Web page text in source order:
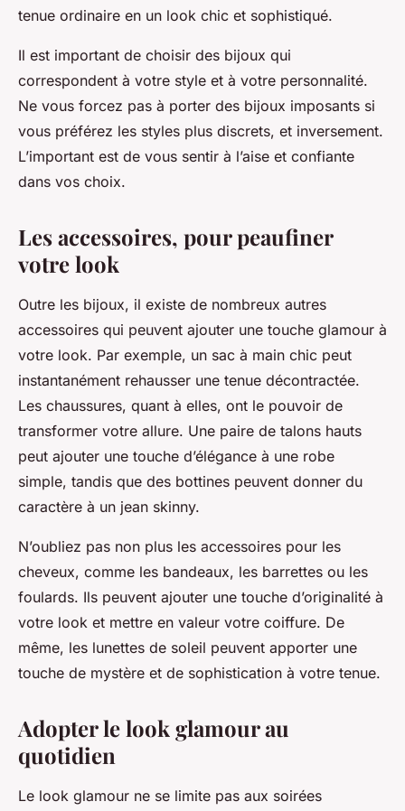
tenue ordinaire en un look chic et sophistiqué.
Il est important de choisir des bijoux qui
correspondent à votre style et à votre personnalité.
Ne vous forcez pas à porter des bijoux imposants si
vous préférez les styles plus discrets, et inversement.
L’important est de vous sentir à l’aise et confiante
dans vos choix.
Les accessoires, pour peaufiner
votre look
Outre les bijoux, il existe de nombreux autres
accessoires qui peuvent ajouter une touche glamour à
votre look. Par exemple, un sac à main chic peut
instantanément rehausser une tenue décontractée.
Les chaussures, quant à elles, ont le pouvoir de
transformer votre allure. Une paire de talons hauts
peut ajouter une touche d’élégance à une robe
simple, tandis que des bottines peuvent donner du
caractère à un jean skinny.
N’oubliez pas non plus les accessoires pour les
cheveux, comme les bandeaux, les barrettes ou les
foulards. Ils peuvent ajouter une touche d’originalité à
votre look et mettre en valeur votre coiffure. De
même, les lunettes de soleil peuvent apporter une
touche de mystère et de sophistication à votre tenue.
Adopter le look glamour au
quotidien
Le look glamour ne se limite pas aux soirées